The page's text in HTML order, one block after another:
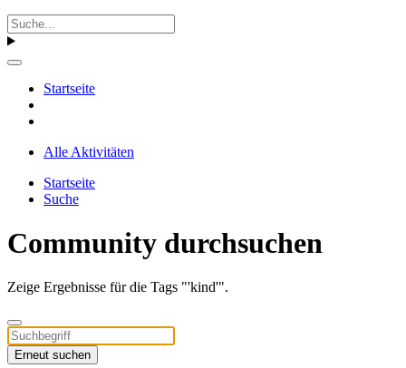
Startseite
Alle Aktivitäten
Startseite
Suche
Community durchsuchen
Zeige Ergebnisse für die Tags "'kind'".
Erneut suchen